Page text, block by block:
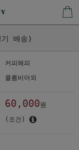
기 배송)
커피해피
콜롬비아외
60,000원
(조건)